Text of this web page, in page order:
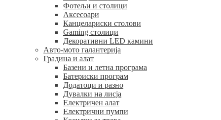
Фотељи и столици
Аксесоари
Канцелариски столови
Gaming столици
Декоративни LED камини
Авто-мото галантерија
Градина и алат
Базени и летна програма
Батериски програм
Додатоци и разно
Дувалки на лисја
Електричен алат
Електрични пумпи